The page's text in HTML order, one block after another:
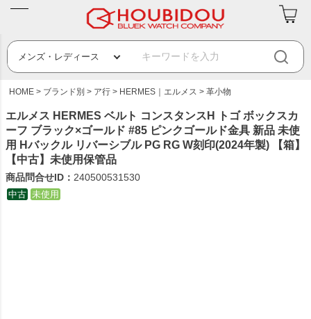
HOME ブランド別 ア行 HERMES｜エルメス 革小物
エルメス HERMES ベルト コンスタンスH トゴ ボックスカ
ーフ ブラック×ゴールド #85 ピンクゴールド金具 新品 未使
用 Hバックル リバーシブル PG RG W刻印(2024年製) 【箱】
【中古】未使用保管品
商品問合せID： 240500531530
中古 未使用